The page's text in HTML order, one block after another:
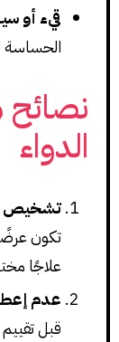
قيء أو
الحساسة
الدواء
تشخيص
تكون
علاجًا
عدم
قبل